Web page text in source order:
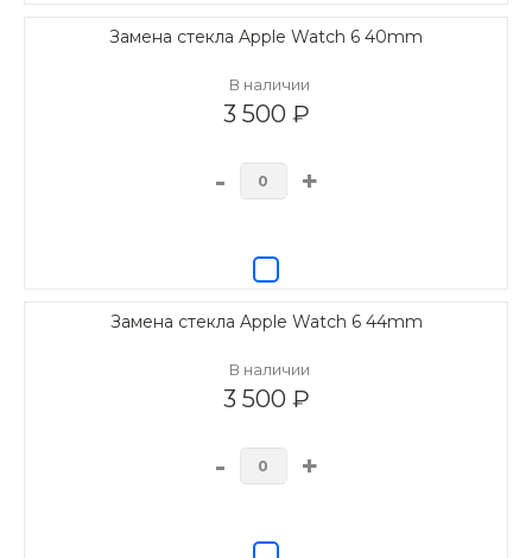
Замена стекла Apple Watch 6 40mm
В наличии
3 500 ₽
- +
Замена стекла Apple Watch 6 44mm
В наличии
3 500 ₽
- +